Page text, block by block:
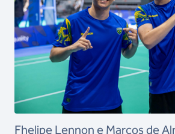
Fhelipe Lennon e Marcos de